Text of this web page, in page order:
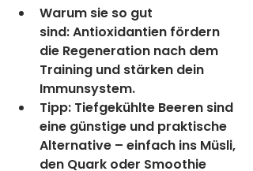
Warum sie so gut
sind: Antioxidantien fördern
die Regeneration nach dem
Training und stärken dein
Immunsystem.
Tipp: Tiefgekühlte Beeren sind
eine günstige und praktische
Alternative – einfach ins Müsli,
den Quark oder Smoothie